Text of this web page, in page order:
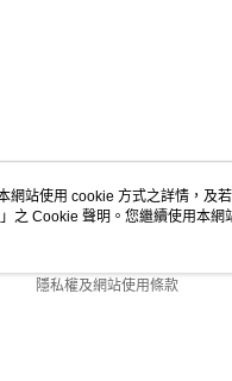
關於我們
隱私權及網站使用條款
網站使用 cookie 方式之詳情，及
」之 Cookie 聲明。您繼續使用本